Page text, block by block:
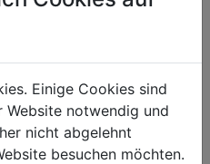
Einige Cookies sind
notwendig und
nicht abgelehnt
besuchen möchten.